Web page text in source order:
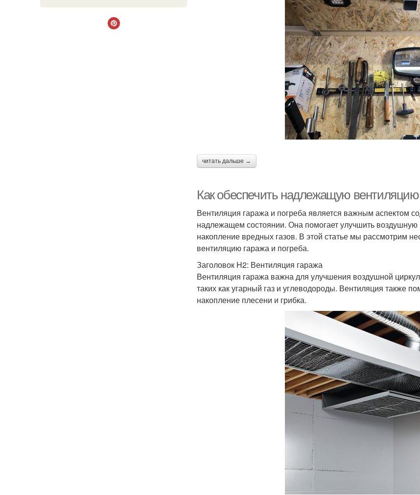
читать дальше →
Как обеспечить надлежащую вентиляцию
Вентиляция гаража и погреба является важным аспектом
надлежащем состоянии. Она помогает улучшить
накопление вредных газов. В этой статье мы рассмотрим
вентиляцию гаража и погреба.
Заголовок H2: Вентиляция гаража
Вентиляция гаража важна для улучшения воздушной
таких как угарный газ и углеводороды. Вентиляция также
накопление плесени и грибка.